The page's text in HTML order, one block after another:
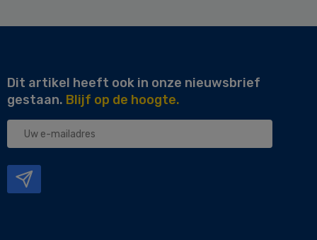
Dit artikel heeft ook in onze nieuwsbrief
gestaan. Blijf op de hoogte.
Uw